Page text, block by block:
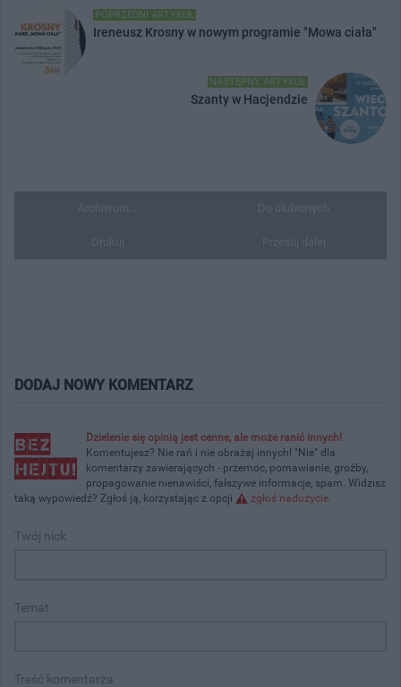
POPRZEDNI ARTYKUŁ
Ireneusz Krosny w nowym programie "Mowa ciała"
NASTĘPNY ARTYKUŁ
Szanty w Hacjendzie
DODAJ NOWY KOMENTARZ
Dzielenie się opinią jest cenne, ale może ranić innych!
Komentujesz? Nie rań i nie obrażaj innych! "Nie" dla
komentarzy zawierających - przemoc, pomawianie, groźby,
propagowanie nienawiści, fałszywe informacje, spam. Widzisz
taką wypowiedź? Zgłoś ją, korzystając z opcji
zgłoś nadużycie.
Twój nick
Temat
Treść komentarza